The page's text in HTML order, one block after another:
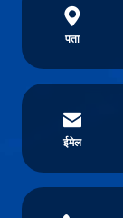
पता
ईमेल